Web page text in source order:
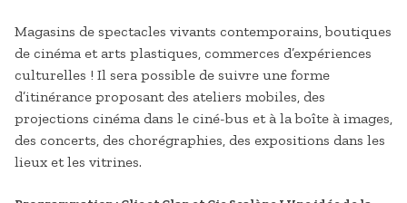
Magasins de spectacles vivants contemporains, boutiques
de cinéma et arts plastiques, commerces d’expériences
culturelles ! Il sera possible de suivre une forme
d’itinérance proposant des ateliers mobiles, des
projections cinéma dans le ciné-bus et à la boîte à images,
des concerts, des chorégraphies, des expositions dans les
lieux et les vitrines.